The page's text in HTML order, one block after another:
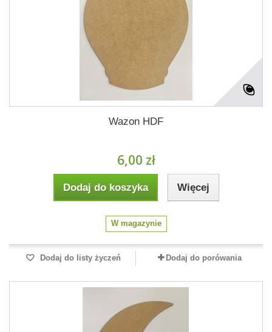
Wazon HDF
6,00 zł
Dodaj do koszyka Więcej
W magazynie
Dodaj do listy życzeń Dodaj do porówania